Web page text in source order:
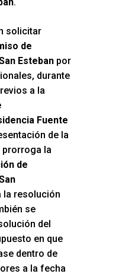
solicitar
de
Estebanpor
durante
a la
Fuente
de la
la
de
resolución
se
del
en que
dentro de
a la fecha